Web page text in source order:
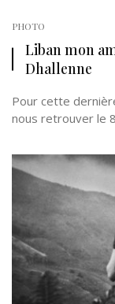
PHOTO
Liban mon
Dhallenne
Pour cette
nous retrouver le